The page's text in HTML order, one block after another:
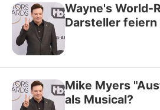
Wayne's World-
Darsteller feiern
Mike Myers
als Musical?